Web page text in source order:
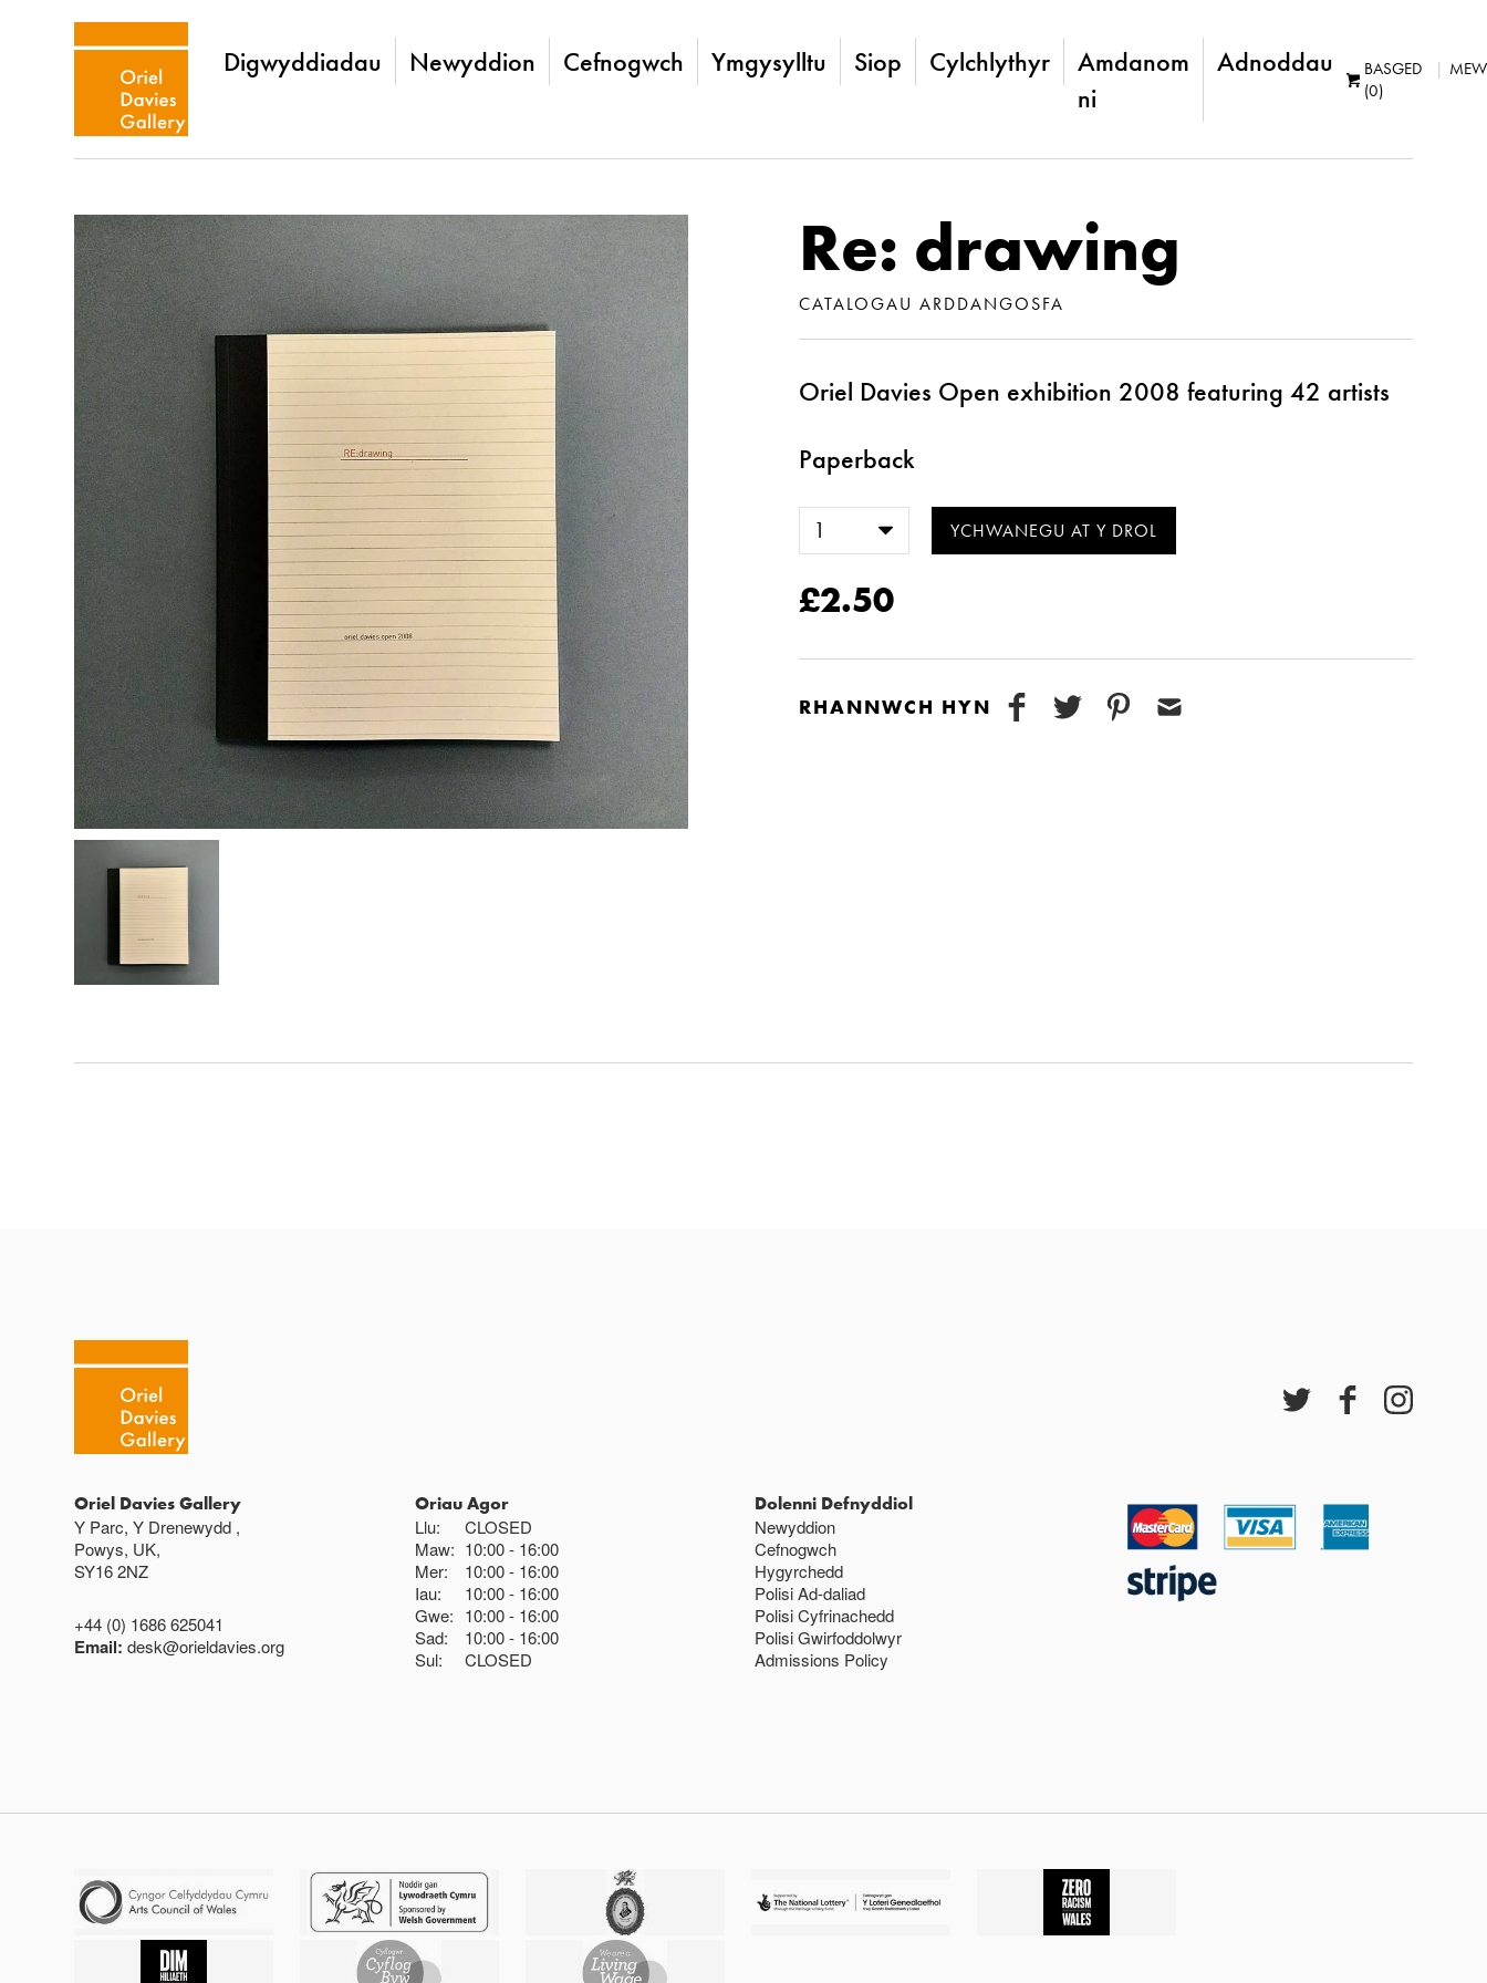
Digwyddiadau Newyddion Cefnogwch Ymgysylltu Siop Cylchlythyr
Amdanom
ni
Adnoddau
BASGED
(0)
Re: drawing
CATALOGAU ARDDANGOSFA
Oriel Davies Open exhibition 2008 featuring 42 artists
Paperback
£2.50
RHANNWCH HYN
Oriel Davies Gallery
Y Parc, Y Drenewydd ,
Powys, UK,
SY16 2NZ
+44 (0) 1686 625041
Email:desk@orieldavies.org
Oriau Agor
Llu:
CLOSED
Maw: 10:00
16:00
Mer:
10:00
16:00
Iau:
10:00
16:00
Gwe: 10:00
16:00
Sad:
10:00
16:00
Sul:
CLOSED
Dolenni Defnyddiol
Newyddion
Cefnogwch
Hygyrchedd
Polisi Ad-daliad
Polisi Cyfrinachedd
Polisi Gwirfoddolwyr
Admissions Policy